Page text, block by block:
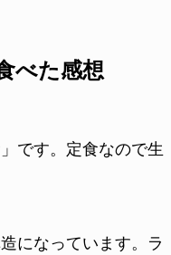
べた感想
です。定食なので生
になっています。ラ